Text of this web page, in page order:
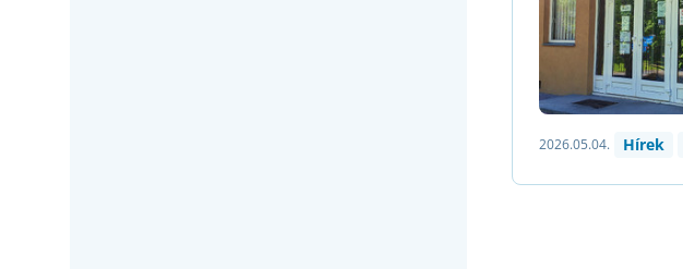
2026.05.04. Hírek